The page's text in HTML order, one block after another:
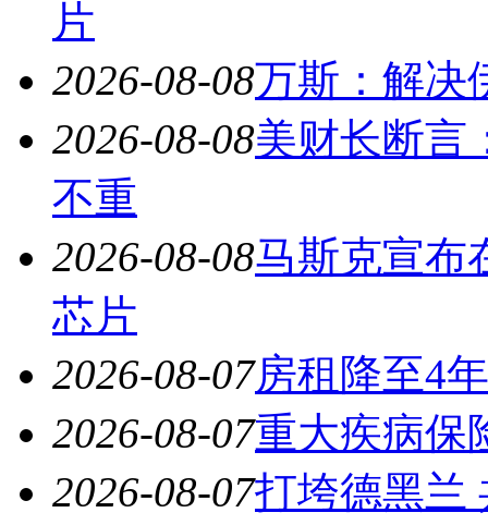
片
2026-08-08万斯：解决
2026-08-08美财长断言
不重
2026-08-08马斯克宣布
芯片
2026-08-07房租降至4
2026-08-07重大疾病保
2026-08-07打垮德黑兰